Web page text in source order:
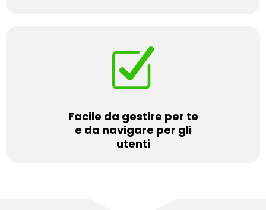
Facile da gestire per te
e da navigare per gli
utenti